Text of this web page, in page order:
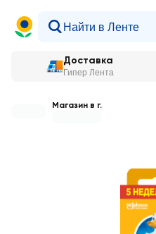
Доставка
Гипер Лента
Магазин в г.